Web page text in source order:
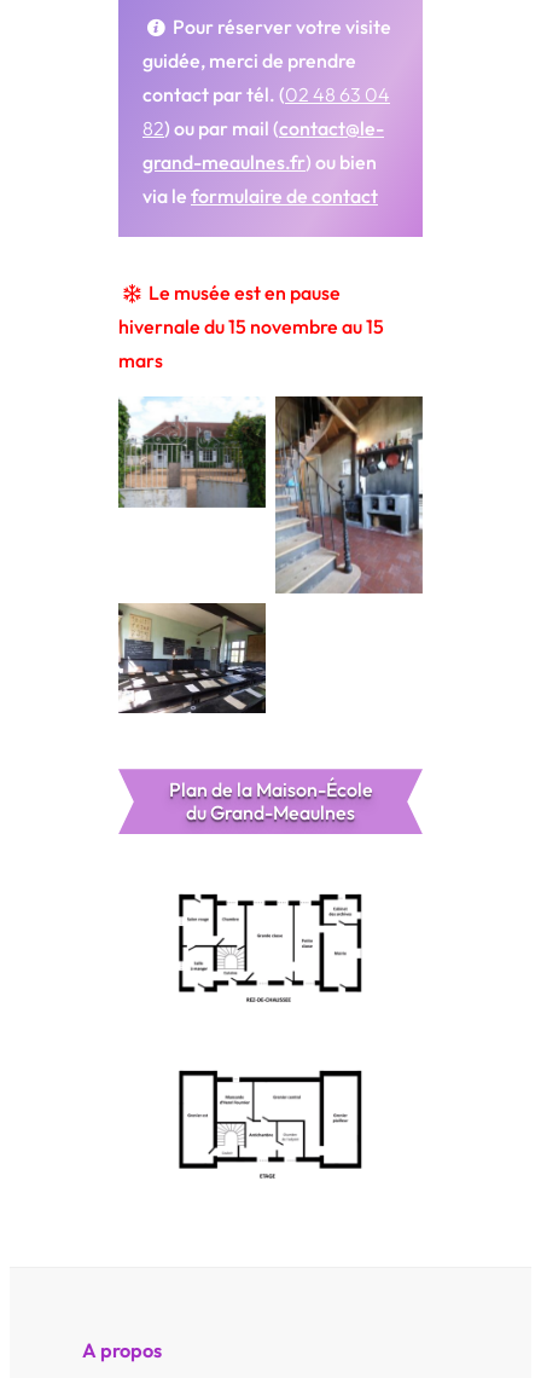
Pour réserver votre visite
guidée, merci de prendre
contact par tél. (02 48 63 04
82) ou par mail (contact@le-
grand-meaulnes.fr) ou bien
via le formulaire de contact
Le musée est en pause
hivernale du 15 novembre au 15
mars
la grille de
l’école
la cuisine
la salle d’école
Plan de la Maison-École
du Grand-Meaulnes
A propos